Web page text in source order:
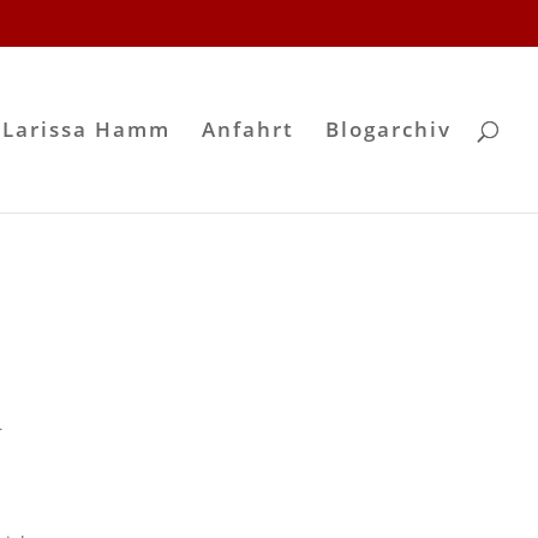
Hamm Anfahrt Blogarchiv